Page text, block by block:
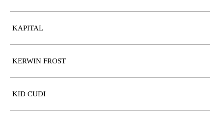
KAPITAL
KERWIN FROST
KID CUDI